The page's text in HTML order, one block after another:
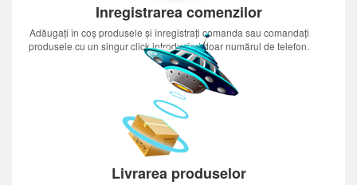
Inregistrarea comenzilor
Adăugați în coș produsele și înregistrați comanda sau comandați
produsele cu un singur click introducînd doar numărul de telefon.
Livrarea produselor